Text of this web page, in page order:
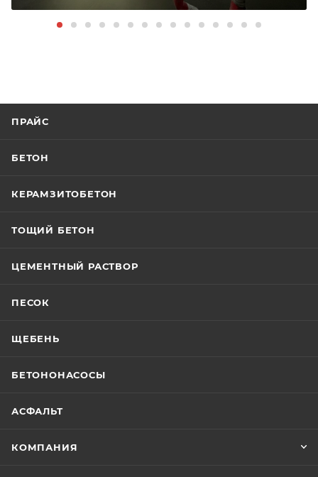
ПРАЙС
БЕТОН
КЕРАМЗИТОБЕТОН
ТОЩИЙ БЕТОН
ЦЕМЕНТНЫЙ РАСТВОР
ПЕСОК
ЩЕБЕНЬ
БЕТОНОНАСОСЫ
АСФАЛЬТ
КОМПАНИЯ